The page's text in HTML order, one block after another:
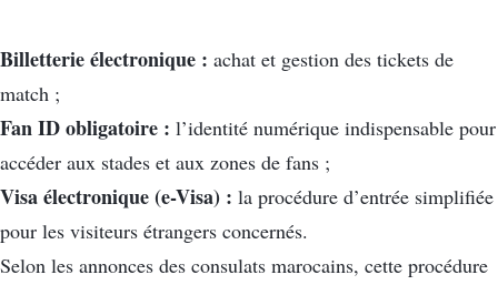
Billetterie électronique : achat et gestion des tickets de
match ;
Fan ID obligatoire : l’identité numérique indispensable pour
accéder aux stades et aux zones de fans ;
Visa électronique (e-Visa) : la procédure d’entrée simplifiée
pour les visiteurs étrangers concernés.
Selon les annonces des consulats marocains, cette procédure